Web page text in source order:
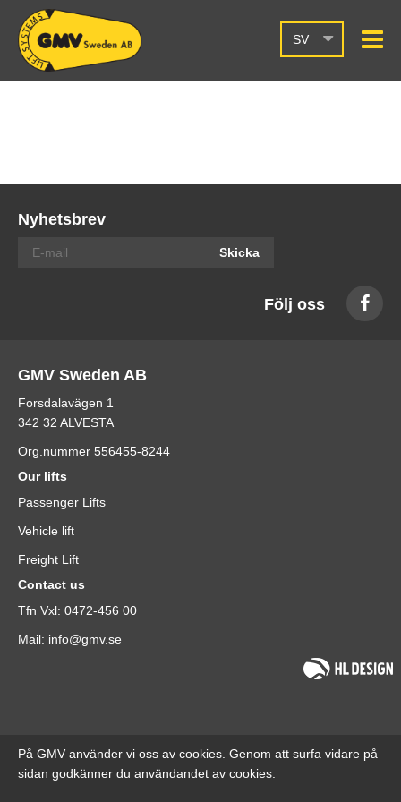
SV
Nyhetsbrev
Skicka
Följ oss
GMV Sweden AB
Forsdalavägen 1
342 32 ALVESTA
Org.nummer 556455-8244
Our lifts
Passenger Lifts
Vehicle lift
Freight Lift
Contact us
Tfn Vxl: 0472-456 00
Mail: info@gmv.se
På GMV använder vi oss av cookies. Genom att surfa vidare på
sidan godkänner du användandet av cookies.